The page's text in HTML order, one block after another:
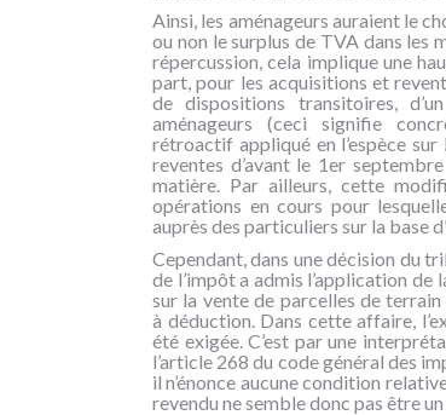
Ainsi, les aménageurs auraient le
ou non le surplus de TVA dans les
répercussion, cela implique une
part, pour les acquisitions et
de dispositions transitoires,
aménageurs (ceci signifie
rétroactif appliqué en l’espèce
reventes d’avant le 1er
matière. Par ailleurs, cette
opérations en cours pour
auprès des particuliers sur la base
Cependant, dans une décision du
de l’impôt a admis l’application
sur la vente de parcelles de
à déduction. Dans cette affaire,
été exigée. C’est par une
l’article 268 du code général des
il n’énonce aucune condition
revendu ne semble donc pas être